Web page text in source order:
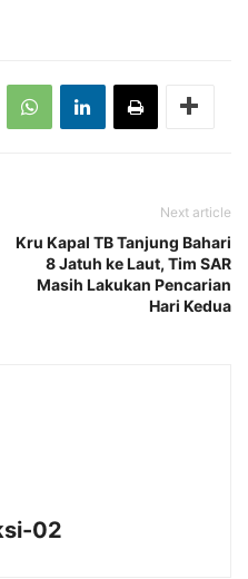
Next article
Kru Kapal TB Tanjung Bahari
8 Jatuh ke Laut, Tim SAR
Masih Lakukan Pencarian
Hari Kedua
02